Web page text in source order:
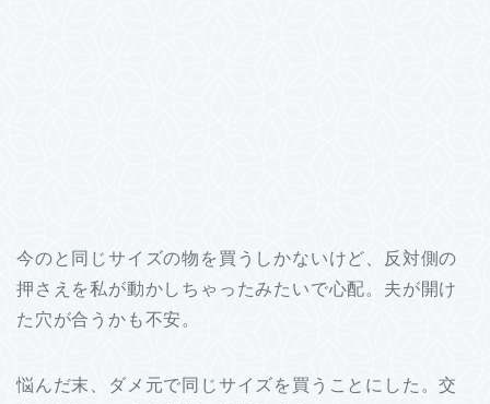
今のと同じサイズの物を買うしかないけど、反対側の
押さえを私が動かしちゃったみたいで心配。夫が開け
た穴が合うかも不安。
悩んだ末、ダメ元で同じサイズを買うことにした。交